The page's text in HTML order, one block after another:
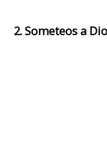
2. Someteos a